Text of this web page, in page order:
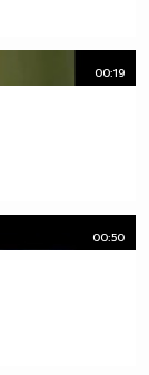
00:19
00:50